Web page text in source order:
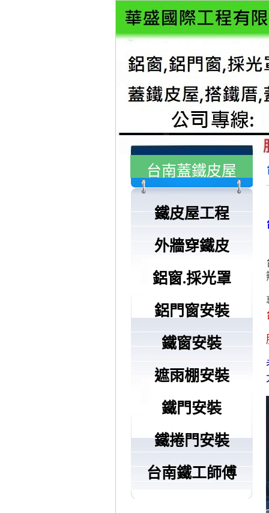
台南蓋鐵皮屋
鐵皮屋工程
外牆穿鐵皮
鋁窗.採光罩
鋁門窗安裝
鐵窗安裝
遮雨棚安裝
鐵門安裝
鐵捲門安裝
台南鐵工師傅